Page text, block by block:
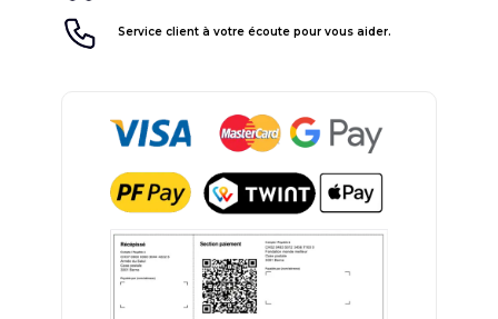
Service client à votre écoute pour vous aider.